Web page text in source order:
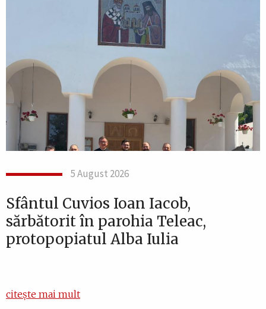
5 August 2026
Sfântul Cuvios Ioan Iacob,
sărbătorit în parohia Teleac,
protopopiatul Alba Iulia
citește mai mult